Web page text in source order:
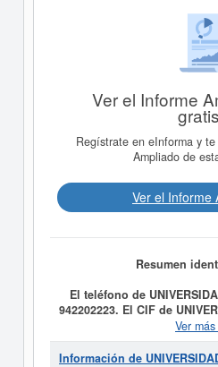
Ver el Informe
Regístrate en eInforma y
Ampliado de
Ver el Informe
Resumen
El teléfono de
942202223. El CIF de
Su
Educación universitaria. La
del Sistema Internacional de
Ver más
Información de